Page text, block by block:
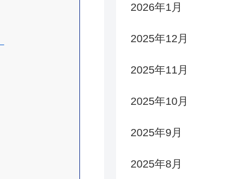
2026年1月
2025年12月
2025年11月
2025年10月
2025年9月
2025年8月